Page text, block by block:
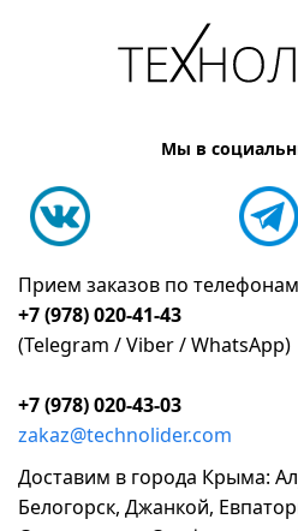
Мы в
Прием заказов по телефонам
+7 (978) 020-41-43
(Telegram / Viber / WhatsApp)
+7 (978) 020-43-03
zakaz@technolider.com
Доставим в города Крыма:
Белогорск, Джанкой,